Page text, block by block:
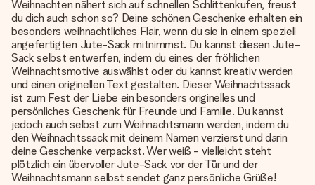
Weihnachten nähert sich auf schnellen Schlittenkufen, freust
du dich auch schon so? Deine schönen Geschenke erhalten ein
besonders weihnachtliches Flair, wenn du sie in einem speziell
angefertigten Jute-Sack mitnimmst. Du kannst diesen Jute-
Sack selbst entwerfen, indem du eines der fröhlichen
Weihnachtsmotive auswählst oder du kannst kreativ werden
und einen originellen Text gestalten. Dieser Weihnachtssack
ist zum Fest der Liebe ein besonders originelles und
persönliches Geschenk für Freunde und Familie. Du kannst
jedoch auch selbst zum Weihnachtsmann werden, indem du
den Weihnachtssack mit deinem Namen verzierst und darin
deine Geschenke verpackst. Wer weiß - vielleicht steht
plötzlich ein übervoller Jute-Sack vor der Tür und der
Weihnachtsmann selbst sendet ganz persönliche Grüße!